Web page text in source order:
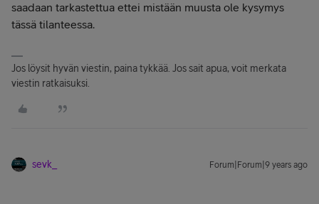
saadaan tarkastettua ettei mistään muusta ole kysymys
tässä tilanteessa.
Jos löysit hyvän viestin, paina tykkää. Jos sait apua, voit merkata
viestin ratkaisuksi.
sevk_ Forum|Forum|9 years ago